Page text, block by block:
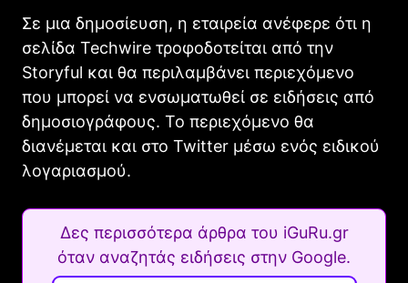
Σε μια δημοσίευση, η εταιρεία ανέφερε ότι η
σελίδα Techwire τροφοδοτείται από την
Storyful και θα περιλαμβάνει περιεχόμενο
που μπορεί να ενσωματωθεί σε ειδήσεις από
δημοσιογράφους. Το περιεχόμενο θα
διανέμεται και στο Twitter μέσω ενός ειδικού
λογαριασμού.
Δες περισσότερα άρθρα του iGuRu.gr
όταν αναζητάς ειδήσεις στην Google.